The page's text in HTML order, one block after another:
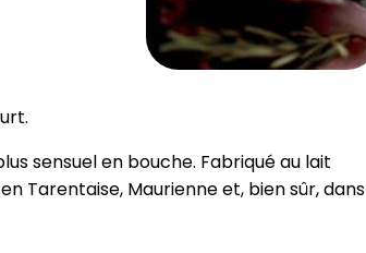
sensuel en bouche. Fabriqué au lait
Tarentaise, Maurienne et, bien sûr, dans